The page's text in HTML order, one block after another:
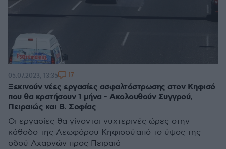
Ξεκινούν νέες εργασίες ασφαλτόστρωσης στον Κηφισό
που θα κρατήσουν 1 μήνα - Ακολουθούν Συγγρού,
Πειραιώς και Β. Σοφίας
Οι εργασίες θα γίνονται νυχτερινές ώρες στην
κάθοδο της Λεωφόρου Κηφισού από το ύψος της
οδού Αχαρνών προς Πειραιά
05.07.2023, 13:35 17